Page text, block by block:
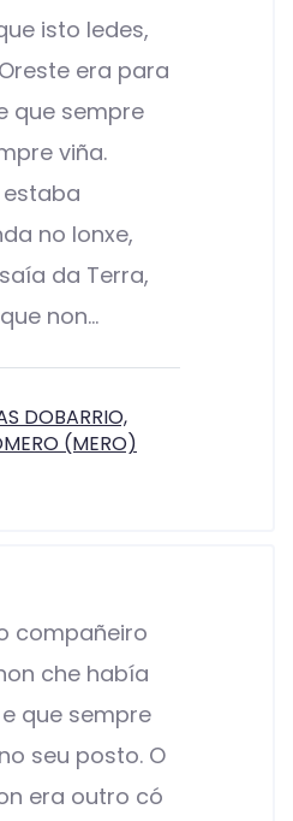
isto ledes,
era para
que sempre
viña.
no lonxe,
da Terra,
non…
DOBARRIO,
(MERO)
compañeiro
che había
que sempre
seu posto. O
era outro có